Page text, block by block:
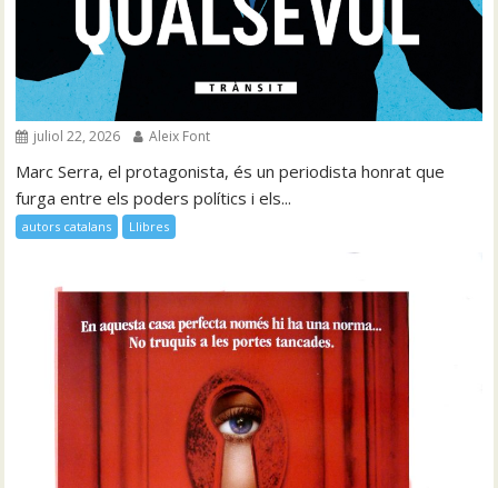
juliol 22, 2026 Aleix Font
Marc Serra, el protagonista, és un periodista honrat que
furga entre els poders polítics i els...
autors catalans Llibres